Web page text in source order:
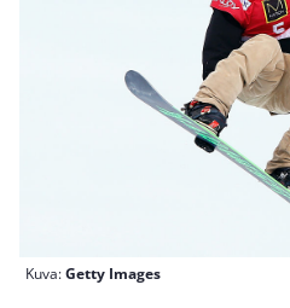
Kuva:Getty Images